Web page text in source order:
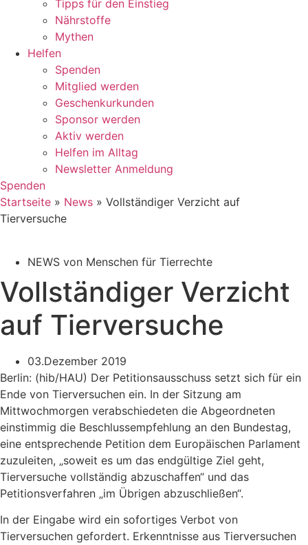
Tipps für den Einstieg
Nährstoffe
Mythen
Helfen
Spenden
Mitglied werden
Geschenkurkunden
Sponsor werden
Aktiv werden
Helfen im Alltag
Newsletter Anmeldung
Spenden
Startseite » News » Vollständiger Verzicht auf
Tierversuche
NEWS von Menschen für Tierrechte
Vollständiger Verzicht
auf Tierversuche
03.Dezember 2019
Berlin: (hib/HAU) Der Petitionsausschuss setzt sich für ein
Ende von Tierversuchen ein. In der Sitzung am
Mittwochmorgen verabschiedeten die Abgeordneten
einstimmig die Beschlussempfehlung an den Bundestag,
eine entsprechende Petition dem Europäischen Parlament
zuzuleiten, „soweit es um das endgültige Ziel geht,
Tierversuche vollständig abzuschaffen“ und das
Petitionsverfahren „im Übrigen abzuschließen“.
In der Eingabe wird ein sofortiges Verbot von
Tierversuchen gefordert. Erkenntnisse aus Tierversuchen